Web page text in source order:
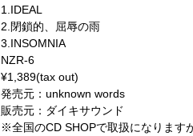
1.IDEAL
2.閉鎖的、屈辱の雨
3.INSOMNIA
NZR-6
¥1,389(tax out)
発売元：unknown words
販売元：ダイキサウンド
※全国のCD SHOPで取扱になります